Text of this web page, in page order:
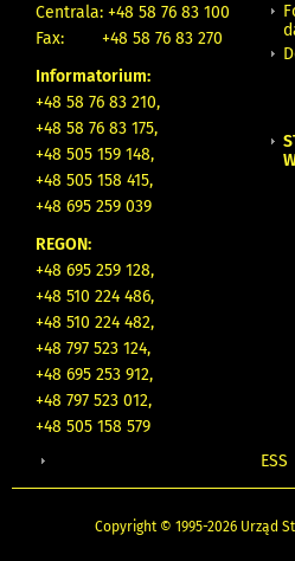
Centrala: +48 58 76 83 100
Fax:
+48 58 76 83 270
Informatorium:
+48 58 76 83 210,
+48 58 76 83 175,
+48 505 159 148,
+48 505 158 415,
+48 695 259 039
REGON:
+48 695 259 128,
+48 510 224 486,
+48 510 224 482,
+48 797 523 124,
+48 695 253 912,
+48 797 523 012,
+48 505 158 579
ESS
Copyright © 1995-2026 Urząd